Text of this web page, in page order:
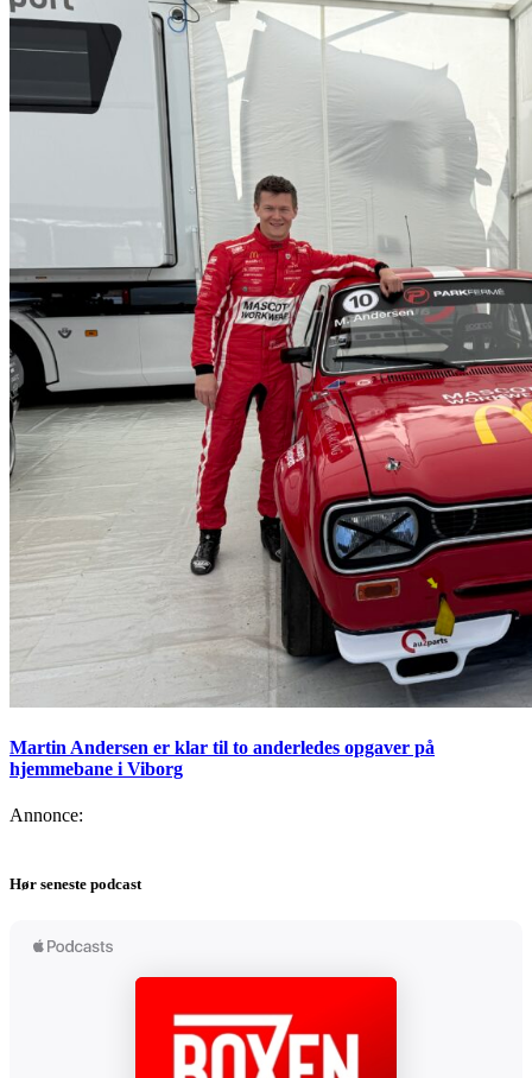
Martin Andersen er klar til to anderledes opgaver på
hjemmebane i Viborg
Annonce:
Hør seneste podcast